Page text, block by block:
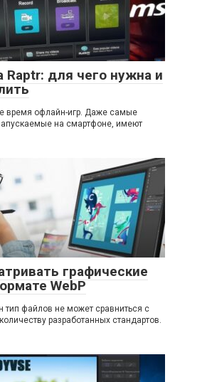
Raptr: для чего нужна и
время офлайн-игр. Даже самые
на смартфоне, имеют
графические
WebP
тип файлов не может сравниться с
разработанных стандартов.